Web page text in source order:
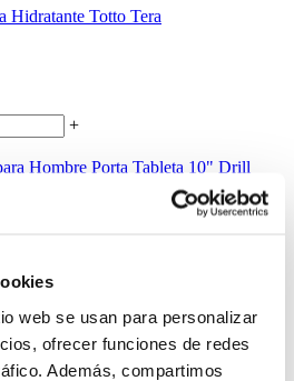
web se usan para personalizar
ofrecer funciones de redes
Además, compartimos
Hidratante Totto Tera
+
Hombre Porta Tableta 10" Drill
Mujer Weekender M